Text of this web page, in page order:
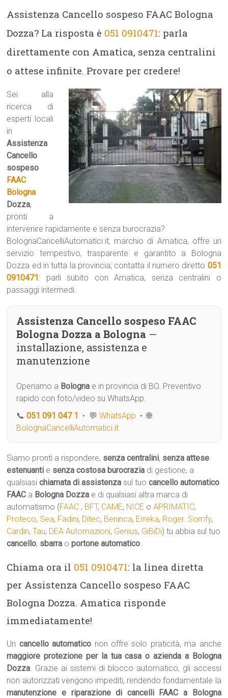
Assistenza Cancello sospeso FAAC Bologna
Dozza? La risposta è 051 0910471: parla
direttamente con Amatica, senza centralini
o attese infinite. Provare per credere!
Sei alla
ricerca di
esperti locali
in
Assistenza
Cancello
sospeso
FAAC
Bologna
Dozza,
pronti a
intervenire rapidamente e senza burocrazia?
BolognaCancelliAutomatici.it, marchio di Amatica, offre un
servizio tempestivo, trasparente e garantito a Bologna
Dozza ed in tutta la provincia; contatta il numero diretto 051
0910471: parli subito con Amatica, senza centralini o
passaggi intermedi.
Assistenza Cancello sospeso FAAC
Bologna Dozza a Bologna —
installazione, assistenza e
manutenzione
Operiamo a Bologna e in provincia di BO. Preventivo
rapido con foto/video su WhatsApp.
📞051 091 047 1 • 💬WhatsApp • 🌐
BolognaCancelliAutomatici.it
Siamo pronti a rispondere, senza centralini, senza attese
estenuanti e senza costosa burocrazia di gestione, a
qualsiasichiamata di assistenza sul tuocancello automatico
FAAC a Bologna Dozza e di qualsiasi altra marca di
automatismo (FAAC , BFT, CAME, NICE oAPRIMATIC,
Proteco, Sea, Fadini, Ditec, Beninca, Erreka, Roger. Somfy,
Cardin,Tau, DEA Automazioni, Genius, GiBiDi) tu abbia sul tuo
cancello, sbarra oportone automatico.
Chiama ora il 051 0910471: la linea diretta
per Assistenza Cancello sospeso FAAC
Bologna Dozza. Amatica risponde
immediatamente!
Un cancello automatico non offre solo praticità, ma anche
maggiore protezione per la tua casa o azienda a Bologna
Dozza. Grazie ai sistemi di blocco automatico, gli accessi
non autorizzati vengono impediti, rendendo fondamentale la
manutenzione e riparazione di cancelli FAAC a Bologna